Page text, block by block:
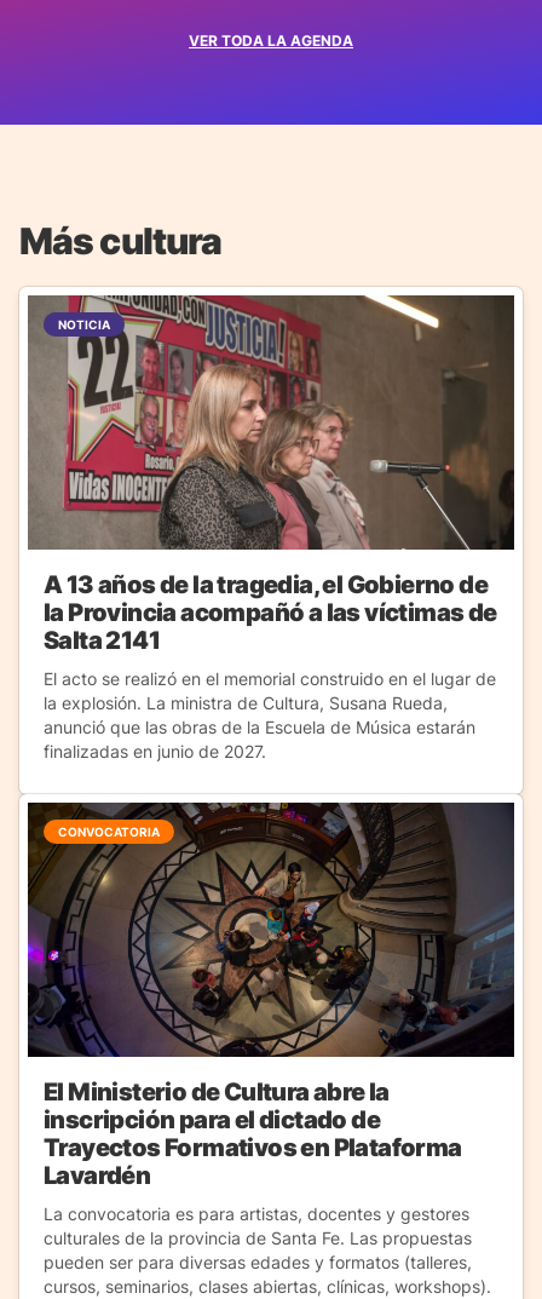
VER TODA LA AGENDA
Más cultura
NOTICIA
A 13 años de la tragedia, el Gobierno de
la Provincia acompañó a las víctimas de
Salta 2141
El acto se realizó en el memorial construido en el lugar de
la explosión. La ministra de Cultura, Susana Rueda,
anunció que las obras de la Escuela de Música estarán
finalizadas en junio de 2027.
CONVOCATORIA
El Ministerio de Cultura abre la
inscripción para el dictado de
Trayectos Formativos en Plataforma
Lavardén
La convocatoria es para artistas, docentes y gestores
culturales de la provincia de Santa Fe. Las propuestas
pueden ser para diversas edades y formatos (talleres,
cursos, seminarios, clases abiertas, clínicas, workshops).